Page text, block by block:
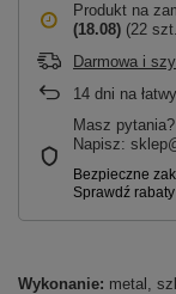
Produkt na
(18.08) (22
Darmowa i
14 dni na
Masz
Napisz:
Wykonanie: metal,